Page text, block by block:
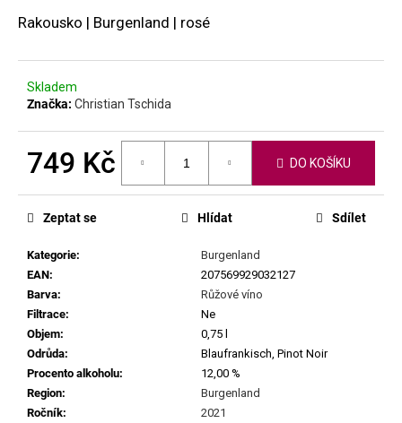
hvězdiček.
Rakousko | Burgenland | rosé
Skladem
Značka: Christian Tschida
749 Kč DO KOŠÍKU
Kategorie:
Burgenland
EAN:
207569929032127
Barva:
Růžové víno
Filtrace:
Ne
Objem:
0,75 l
Odrůda:
Blaufrankisch, Pinot Noir
Procento alkoholu:
12,00 %
Region:
Burgenland
Ročník:
2021
Zeptat se Hlídat Sdílet
p
r
u
č
u
FABRICE
DODANE
DOMAINE
DE
SAINT
PIERRE
PETIT
CUROULET
2023